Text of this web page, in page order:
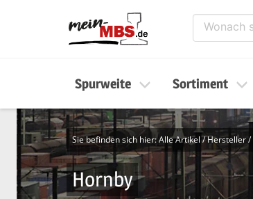
Spurweite Sortiment
Sie befinden sich hier:Alle Artikel/Hersteller/
Hornby